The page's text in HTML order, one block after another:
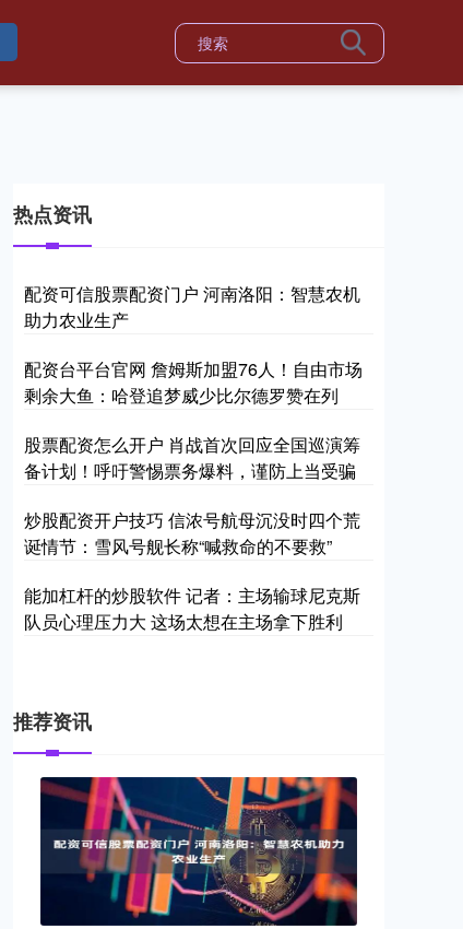
热点资讯
配资可信股票配资门户 河南洛阳：智慧农机
助力农业生产
配资台平台官网 詹姆斯加盟76人！自由市场
剩余大鱼：哈登追梦威少比尔德罗赞在列
股票配资怎么开户 肖战首次回应全国巡演筹
备计划！呼吁警惕票务爆料，谨防上当受骗
炒股配资开户技巧 信浓号航母沉没时四个荒
诞情节：雪风号舰长称“喊救命的不要救”
能加杠杆的炒股软件 记者：主场输球尼克斯
队员心理压力大 这场太想在主场拿下胜利
推荐资讯